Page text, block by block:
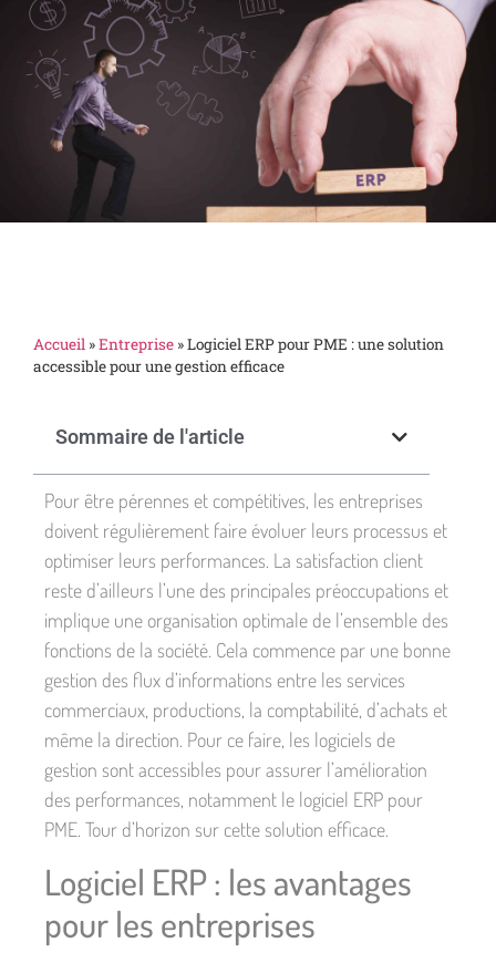
Accueil »Entreprise »Logiciel ERP pour PME : une solution
accessible pour une gestion efficace
Sommaire de l'article
Pour être pérennes et compétitives, les entreprises
doivent régulièrement faire évoluer leurs processus et
optimiser leurs performances. La satisfaction client
reste d’ailleurs l’une des principales préoccupations et
implique une organisation optimale de l’ensemble des
fonctions de la société. Cela commence par une bonne
gestion des flux d’informations entre les services
commerciaux, productions, la comptabilité, d’achats et
même la direction. Pour ce faire, les logiciels de
gestion sont accessibles pour assurer l’amélioration
des performances, notamment le logiciel ERP pour
PME. Tour d’horizon sur cette solution efficace.
Logiciel ERP : les avantages
pour les entreprises